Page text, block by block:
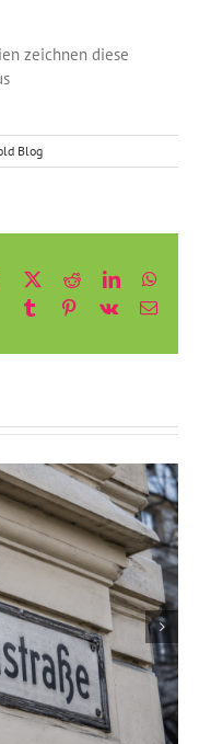
zeichnen diese
Blog
Facebook RedditLinkedIn
Tumblr Pinterest
Vk
E-
Wandel der Zeit